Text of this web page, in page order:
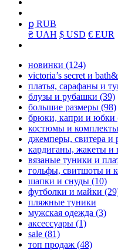
ք RUB
₴ UAH $ USD € EUR
новинки (124)
victoria’s secret и
платья, сарафаны и
блузы и рубашки (39)
большие размеры (98)
брюки, капри и юбки
костюмы и комплекты
джемперы, свитера и
кардиганы, жакеты и
вязаные туники и
гольфы, свитшоты и
шапки и снуды (10)
футболки и майки
пляжные туники
мужская одежда (3)
аксессуары (1)
sale (81)
топ продаж (48)